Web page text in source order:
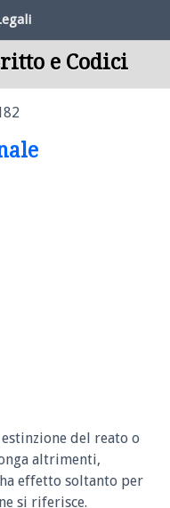
e Codici
del reato o
altrimenti,
effetto soltanto per
si riferisce.